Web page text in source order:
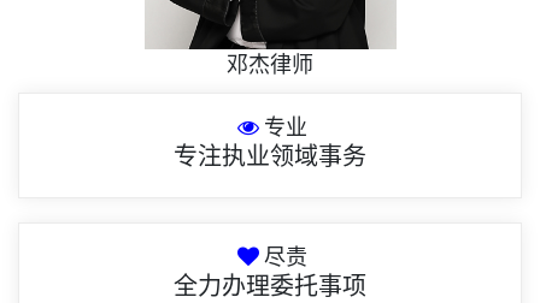
邓杰律师
专业
专注执业领域事务
尽责
全力办理委托事项